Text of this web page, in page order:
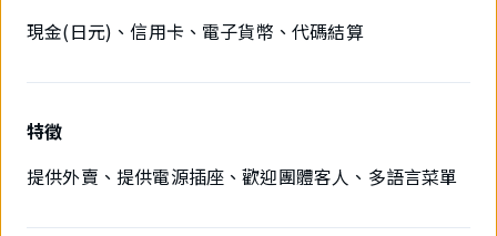
現金(日元)、信用卡、電子貨幣、代碼結算
特徵
提供外賣、提供電源插座、歡迎團體客人、多語言菜單